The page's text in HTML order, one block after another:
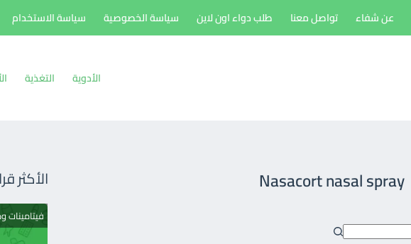
عن شفاء تواصل معنا طلب دواء اون لاين سياسة الخصوصية سياسة الاستخدام
الأدوية التغذية
Nasacort nasal spray الأكثر
فيتامينات